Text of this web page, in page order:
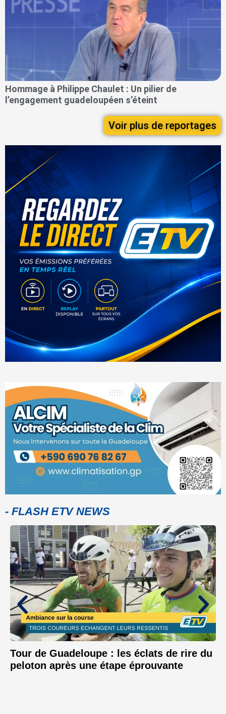
Hommage à Philippe Chaulet : Un pilier de
l’engagement guadeloupéen s’éteint
Voir plus de reportages
- FLASH ETV NEWS
Tour de Guadeloupe : les éclats de rire du
peloton après une étape éprouvante